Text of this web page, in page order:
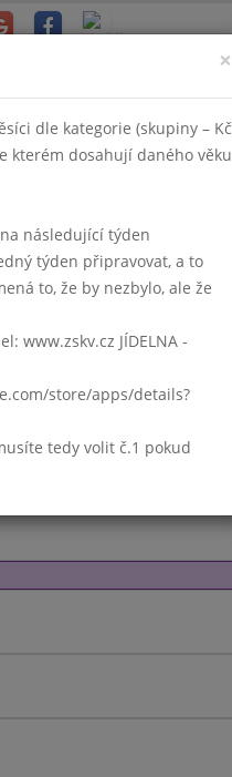
×
dle kategorie (skupiny – Kč
kterém dosahují daného věku
následující týden
týden připravovat, a to
to, že by nezbylo, ale že
www.zskv.cz JÍDELNA -
store/apps/details?
tedy volit č.1 pokud